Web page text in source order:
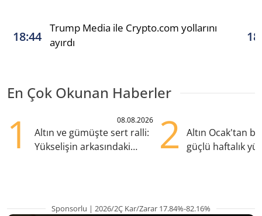
18:44
Trump Media ile Crypto.com yollarını
ayırdı
En Çok Okunan Haberler
1 08.08.2026
Altın ve gümüşte sert ralli:
Yükselişin arkasındaki
2
Altın Ocak'tan
güçlü haftalık
Sponsorlu | 2026/2Ç Kar/Zarar 17.84%-82.16%